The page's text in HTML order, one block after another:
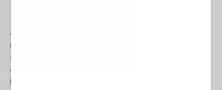
Al termine di un forum economico tenutosi a Vladivostok ad
inizio mese, un corrispondente della televisione russa ha chiesto
a Vladimir Putin la sua opinione su Kamala Harris, ora che le élite
e i finanziatori del Partito Democratico hanno gettato via Joe